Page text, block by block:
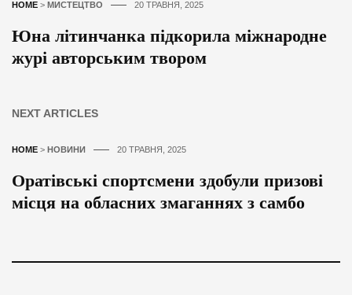
HOME > МИСТЕЦТВО 20 ТРАВНЯ, 2025
Юна літинчанка підкорила міжнародне
журі авторським твором
NEXT ARTICLES
HOME > НОВИНИ 20 ТРАВНЯ, 2025
Оратівські спортсмени здобули призові
місця на обласних змаганнях з самбо